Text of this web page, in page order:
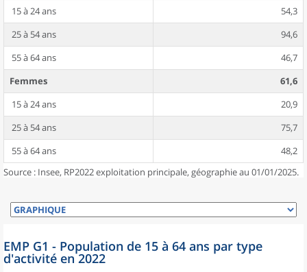
15 à 24 ans
54,3
25 à 54 ans
94,6
55 à 64 ans
46,7
Femmes
61,6
15 à 24 ans
20,9
25 à 54 ans
75,7
55 à 64 ans
48,2
Source : Insee, RP2022 exploitation principale, géographie au 01/01/2025.
EMP G1 - Population de 15 à 64 ans par type
d'activité en 2022